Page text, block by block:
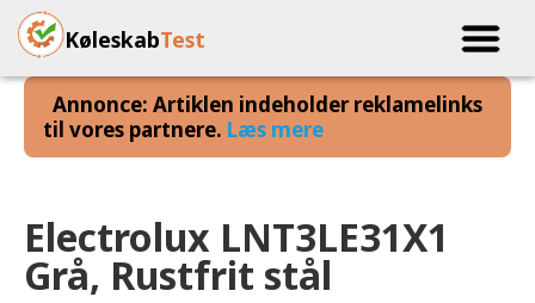
KøleskabTest
Annonce: Artiklen indeholder reklamelinks
til vores partnere. Læs mere
Electrolux LNT3LE31X1
Grå, Rustfrit stål